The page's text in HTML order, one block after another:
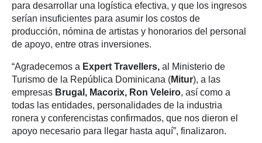
para desarrollar una logística efectiva, y que los ingresos
serían insuficientes para asumir los costos de
producción, nómina de artistas y honorarios del personal
de apoyo, entre otras inversiones.
“Agradecemos a Expert Travellers, al Ministerio de
Turismo de la República Dominicana (Mitur), a las
empresas Brugal, Macorix, Ron Veleiro, así como a
todas las entidades, personalidades de la industria
ronera y conferencistas confirmados, que nos dieron el
apoyo necesario para llegar hasta aquí”, finalizaron.